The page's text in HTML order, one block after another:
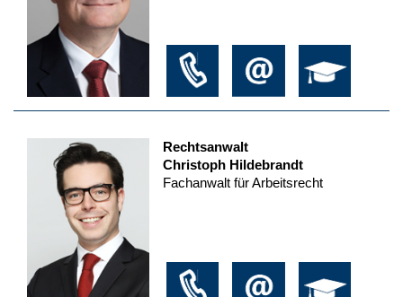
Rechtsanwalt
Christoph Hildebrandt
Fachanwalt für Arbeitsrecht